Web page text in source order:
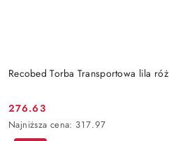
Recobed Torba Transportowa lila róż
Cena
promocyjna:
276.63
Najniższa
cena
Najniższa cena: 317.97